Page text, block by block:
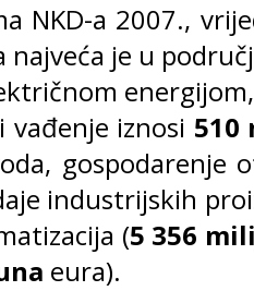
NKD-a 2007.,
je u
iznosi 510
gospodarenje
industrijskih
(5 356
eura).